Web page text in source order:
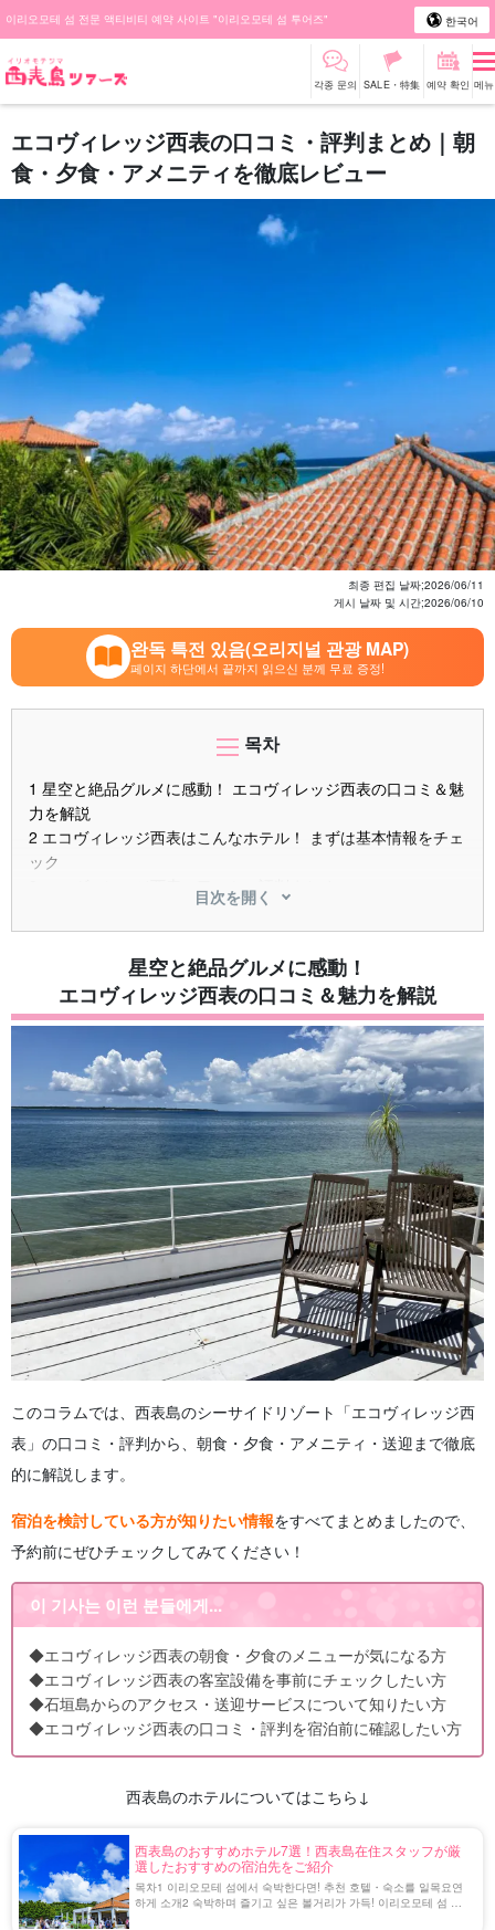
이리오모테 섬 전문 액티비티 예약 사이트 "이리오모테 섬 투어즈" 한국어
각종 문의 SALE・特集 예약 확인 메뉴
エコヴィレッジ西表の口コミ・評判まとめ｜朝
食・夕食・アメニティを徹底レビュー
최종 편집 날짜;2026/06/11
게시 날짜 및 시간;2026/06/10
완독 특전 있음(오리지널 관광 MAP)
페이지 하단에서 끝까지 읽으신 분께 무료 증정!
목차
1 星空と絶品グルメに感動！ エコヴィレッジ西表の口コミ＆魅
力を解説
2 エコヴィレッジ西表はこんなホテル！ まずは基本情報をチェ
ック
エコヴィレッジ西表の口コミ・評判まとめ
良い口コミ・高評価の声
3.2気になる口コミ・改善点の声
ブログ・SNSでの宿泊レポートまとめ
エコヴィレッジ西表の客室 アメニティを徹底チェック
4.1客室タイプと室内設備
4.2アメニティの内容と充実度
電子レンジ・冷蔵庫など備品について
エコヴィレッジ西表の食事 朝食・夕食を詳しく紹介
5.1朝食メニューと雰囲気
5.2夕食メニューと特徴
5.3食事なしプランを選ぶ場合の近隣飲食店
6 エコヴィレッジ西表へのアクセス 送迎サービス情報
6.1이시가키섬에서 오시는 길
6.2送迎サービスの詳細と注意点
7 エコヴィレッジ西表で体験！ 人気のアクティビティ紹介
7.1이리오모테 섬만의 자연 체험
7.2ホテル周辺のおすすめスポット
8エコヴィレッジ西表に関するよくある質問（FAQ）
9요약
目次を開く
星空と絶品グルメに感動！
エコヴィレッジ西表の口コミ＆魅力を解説
このコラムでは、西表島のシーサイドリゾート「エコヴィレッジ西
表」の口コミ・評判から、朝食・夕食・アメニティ・送迎まで徹底
的に解説します。
宿泊を検討している方が知りたい情報をすべてまとめましたので、
予約前にぜひチェックしてみてください！
이 기사는 이런 분들에게...
◆エコヴィレッジ西表の朝食・夕食のメニューが気になる方
◆エコヴィレッジ西表の客室設備を事前にチェックしたい方
◆石垣島からのアクセス・送迎サービスについて知りたい方
◆エコヴィレッジ西表の口コミ・評判を宿泊前に確認したい方
西表島のホテルについてはこちら↓
西表島のおすすめホテル7選！西表島在住スタッフが厳
選したおすすめの宿泊先をご紹介
목차1 이리오모테 섬에서 숙박한다면! 추천 호텔・숙소를 일목요연
하게 소개2 숙박하며 즐기고 싶은 볼거리가 가득! 이리오모테 섬 가